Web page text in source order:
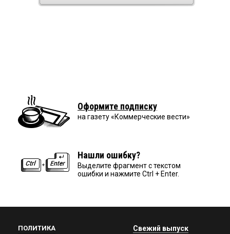
Оформите подписку
на газету «Коммерческие вести»
Нашли ошибку?
Выделите фрагмент с текстом
ошибки и нажмите Ctrl + Enter.
ПОЛИТИКА Свежий выпуск